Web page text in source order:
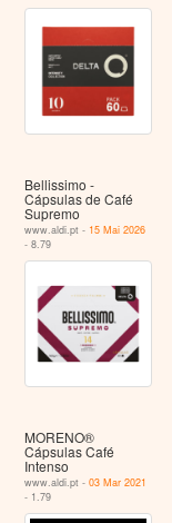
Bellissimo -
Cápsulas de Café
Supremo
www.aldi.pt - 15 Mai 2026
- 8.79
MORENO®
Cápsulas Café
Intenso
www.aldi.pt -03 Mar 2021
- 1.79